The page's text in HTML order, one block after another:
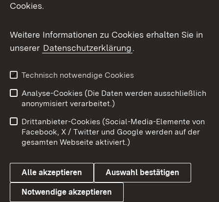
Messenger
Social Wall
X / Twitter
Youtube
Link zum Landesportal
Benutzungshinweise
Barrierefreiheit
Datenschutz
Cookies
Cookies.
Weitere Informationen zu Cookies erhalten Sie in
unserer Datenschutzerklärung.
Technisch notwendige Cookies
Analyse-Cookies (Die Daten werden ausschließlich
anonymisiert verarbeitet.)
Drittanbieter-Cookies (Social-Media-Elemente von
Facebook, X / Twitter und Google werden auf der
gesamten Webseite aktiviert.)
Alle akzeptieren Auswahl bestätigen
Notwendige akzeptieren